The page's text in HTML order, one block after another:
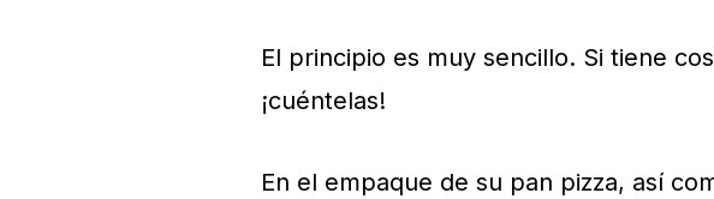
El principio es muy sencillo. Si tiene
¡cuéntelas!
En el empaque de su pan pizza, así